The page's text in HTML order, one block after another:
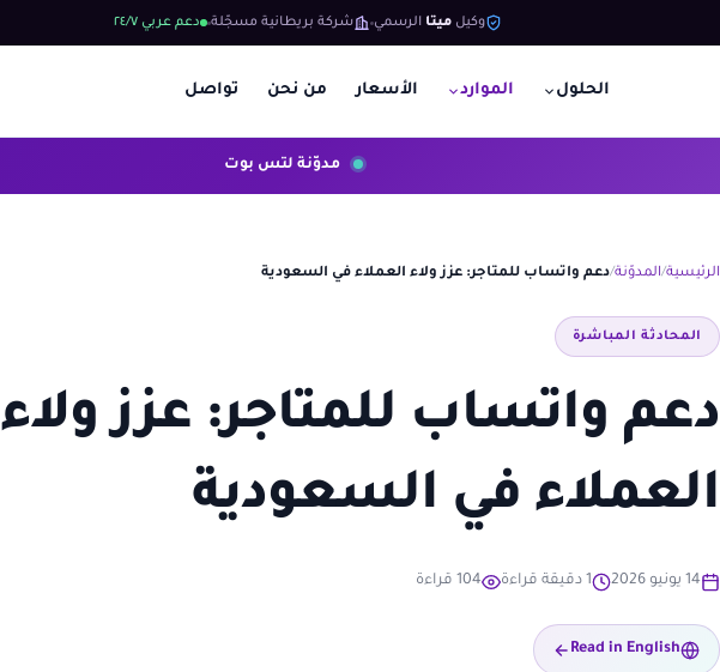
وكيل ميتا الرسمي شركة بريطانية مسجّلة دعم عربي ٢٤/٧
الحلول الموارد الأسعار من نحن تواصل
مدوّنة لتس بوت
الرئيسية المدوّنة دعم واتساب للمتاجر: عزز ولاء العملاء في السعودية
المحادثة المباشرة
دعم واتساب للمتاجر: عزز ولاء
العملاء في السعودية
14 يونيو 2026 1 دقيقة قراءة 104 قراءة
Read in English